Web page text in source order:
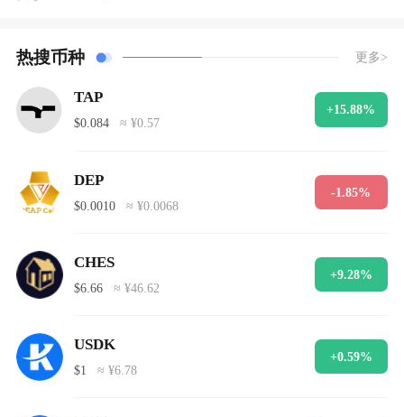
热搜币种 更多>
TAP
$0.084 ≈ ¥0.57
+15.88%
DEP
$0.0010 ≈ ¥0.0068
-1.85%
CHES
$6.66 ≈ ¥46.62
+9.28%
USDK
$1 ≈ ¥6.78
+0.59%